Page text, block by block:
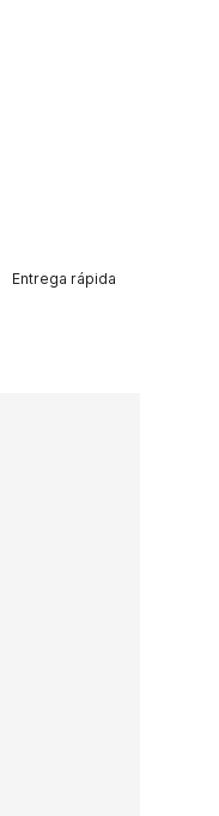
Entrega rápida